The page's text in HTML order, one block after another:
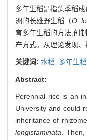
多年生稻是指头季稻
洲的长雄野生稻（O.
育多年生稻的方法,创
产方式。从理论发现
关键词: 水稻, 多年生
Abstract:
Perennial rice is an
University and could
inheritance of
longistaminata. Then,